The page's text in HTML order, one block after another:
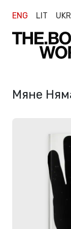
ENG LIT UKR
Мяне